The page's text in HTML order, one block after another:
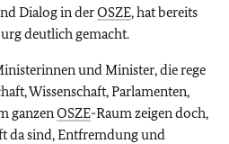
Dialog in derOSZE, hat bereits
deutlich gemacht.
und Minister, die rege
Wissenschaft, Parlamenten,
ganzenOSZE-Raum zeigen doch,
da sind, Entfremdung und